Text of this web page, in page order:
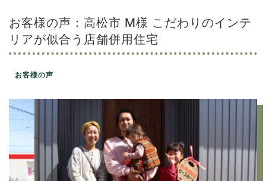
お客様の声：高松市 M様 こだわりのインテ
リアが似合う店舗併用住宅
お客様の声